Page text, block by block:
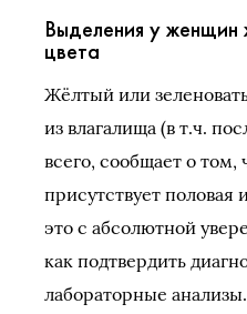
Выделения у женщин
цвета
Жёлтый или
из влагалища (в т.ч.
всего, сообщает о том,
присутствует
это с абсолютной
как подтвердить
лабораторные